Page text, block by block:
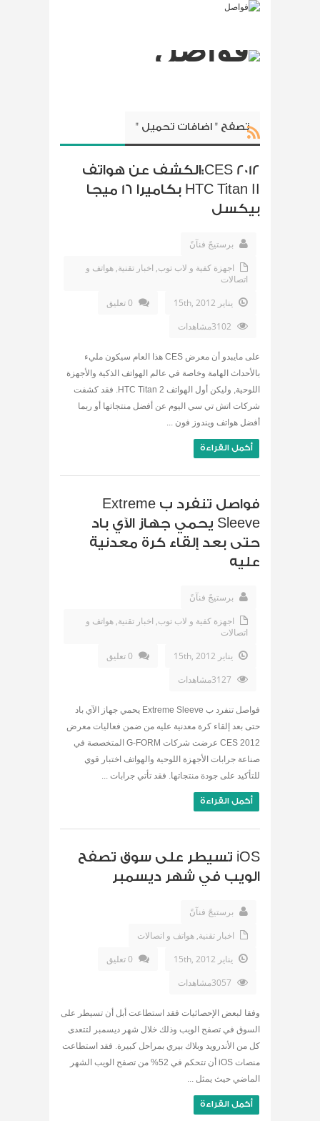
تصفح " اضافات تحميل "
CES 2012:الكشف عن هواتف
HTC Titan II بكاميرا 16 ميجا
بيكسل
برستيجً فنآنً
اجهزة كفية و لاب توب, اخبار تقنية, هواتف و
اتصالات
يناير 15th, 2012
0 تعليق
على مايبدو أن معرض CES هذا العام سيكون مليء
بالأحداث الهامة وخاصة في عالم الهواتف الذكية والأجهزة
اللوحية, وليكن أول الهواتف HTC Titan 2. فقد كشفت
شركات اتش تي سي اليوم عن أفضل منتجاتها أو ربما
أفضل هواتف ويندوز فون ...
أكمل القراءة
فواصل تنفرد ب Extreme
Sleeve يحمي جهاز الآي باد
حتى بعد إلقاء كرة معدنية
عليه
برستيجً فنآنً
اجهزة كفية و لاب توب, اخبار تقنية, هواتف و
اتصالات
يناير 15th, 2012
0 تعليق
فواصل تنفرد ب Extreme Sleeve يحمي جهاز الآي باد
حتى بعد إلقاء كرة معدنية عليه من ضمن فعاليات معرض
CES 2012 عرضت شركات G-FORM المتخصصة في
صناعة جرابات الأجهزة اللوحية والهواتف اختبار قوي
للتأكيد على جودة منتجاتها. فقد تأتي جرابات ...
أكمل القراءة
iOS تسيطر على سوق تصفح
الويب في شهر ديسمبر
برستيجً فنآنً
اخبار تقنية, هواتف و اتصالات
يناير 15th, 2012
0 تعليق
وفقا لبعض الإحصائيات فقد استطاعت أبل أن تسيطر على
السوق في تصفح الويب وذلك خلال شهر ديسمبر لتتعدى
كل من الأندرويد وبلاك بيري بمراحل كبيرة. فقد استطاعت
منصات iOS أن تتحكم في 52% من تصفح الويب الشهر
الماضي حيث يمثل ...
أكمل القراءة